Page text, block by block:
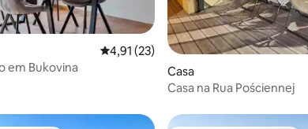
em 5 estrelas, 21avaliações
Classificação média de 4,91 em 5
4,91 (23)
em Bukovina
Casa
Casa na Rua Pościennej